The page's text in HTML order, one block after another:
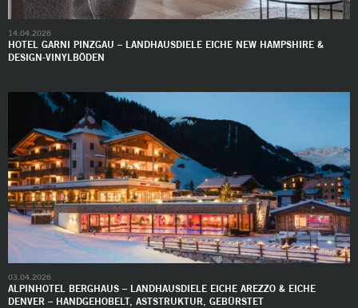
HOTEL GARNI PINZGAU – LANDHAUSDIELE EICHE NEW HAMPSHIRE &
DESIGN-VINYLBÖDEN
14.04.2026
ALPINHOTEL BERGHAUS – LANDHAUSDIELE EICHE AREZZO & EICHE
DENVER – HANDGEHOBELT, ASTSTRUKTUR, GEBÜRSTET
03.04.2026